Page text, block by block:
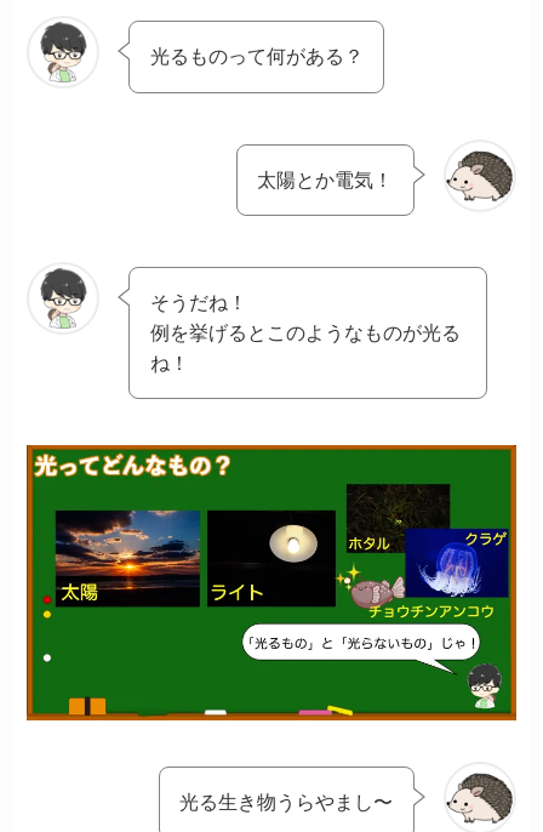
光るものって何がある？
太陽とか電気！
そうだね！
例を挙げるとこのようなものが光る
ね！
光る生き物うらやまし〜